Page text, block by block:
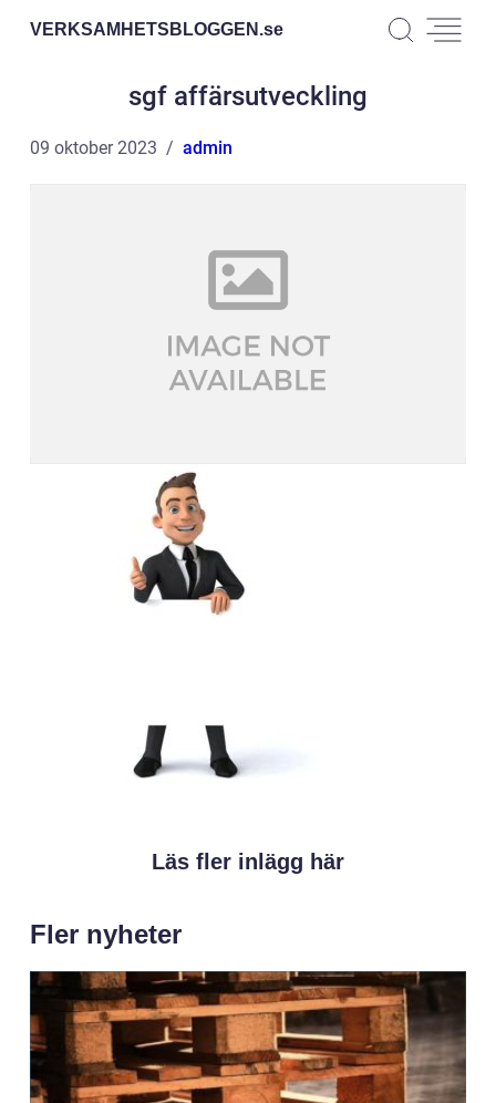
VERKSAMHETSBLOGGEN.se
sgf affärsutveckling
09 oktober 2023 admin
Läs fler inlägg här
Fler nyheter